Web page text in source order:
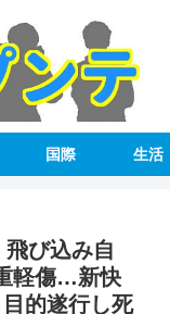
国際 生活
飛び込み自
軽傷…新快
的遂行し死